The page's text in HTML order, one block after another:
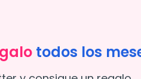
todos los